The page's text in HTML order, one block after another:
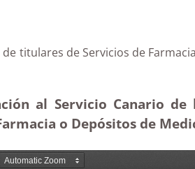
titulares de Servicios de
al Servicio Canario
o Depósitos de